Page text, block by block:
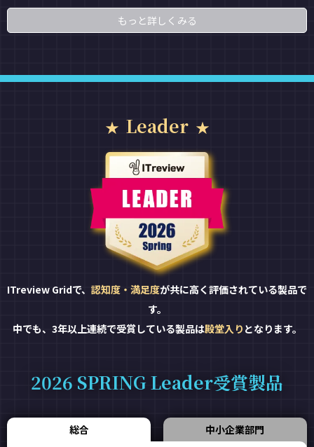
もっと詳しくみる
Leader
ITreview Gridで、 認知度・満足度が共に高く評価されている製品で
す。
中でも、3年以上連続で受賞している製品は殿堂入り となります。
2026 SPRING Leader受賞製品
総合 中小企業部門